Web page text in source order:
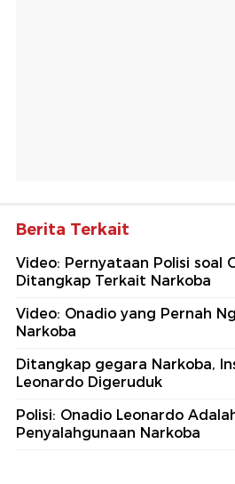
Berita Terkait
Video: Pernyataan Polisi soal
Ditangkap Terkait Narkoba
Video: Onadio yang Pernah
Narkoba
Ditangkap gegara Narkoba,
Leonardo Digeruduk
Polisi: Onadio Leonardo
Penyalahgunaan Narkoba